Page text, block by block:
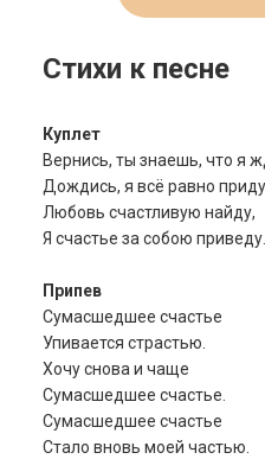
Стихи к песне
Куплет
Вернись, ты знаешь, что я
Дождись, я всё равно
Любовь счастливую найду,
Я счастье за собою приведу.
Припев
Сумасшедшее счастье
Упивается страстью.
Хочу снова и чаще
Сумасшедшее счастье.
Сумасшедшее счастье
Стало вновь моей частью.